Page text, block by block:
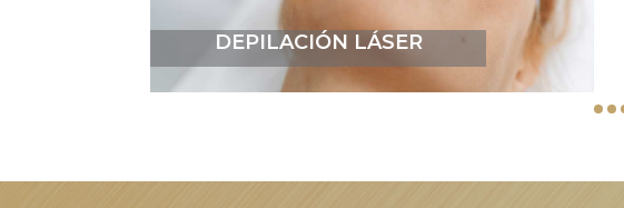
DEPILACIÓN LÁSER